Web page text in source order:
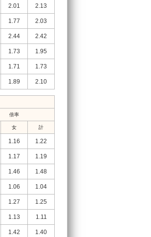
2.01 2.13
1.77 2.03
2.44 2.42
1.73 1.95
1.71 1.73
1.89 2.10
倍率
女 計
1.16 1.22
1.17 1.19
1.46 1.48
1.06 1.04
1.27 1.25
1.13 1.11
1.42 1.40